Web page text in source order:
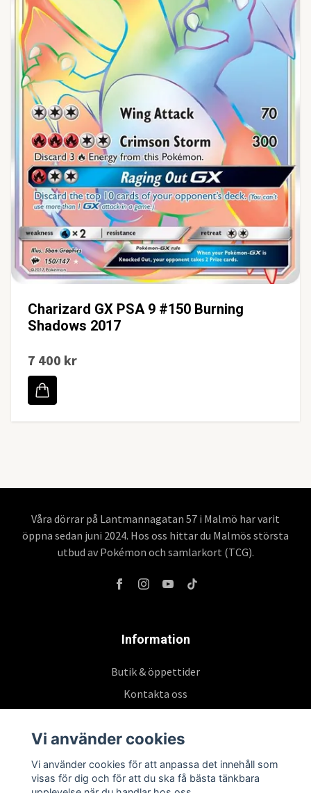
Charizard GX PSA 9 #150 Burning
Shadows 2017
7 400 kr
Våra dörrar på Lantmannagatan 57 i Malmö har varit
öppna sedan juni 2024. Hos oss hittar du Malmös största
utbud av Pokémon och samlarkort (TCG).
Information
Butik & öppettider
Kontakta oss
Prenumerera på vårt nyhetsbrev
Vi använder cookies
Vi använder cookies för att anpassa det innehåll som
visas för dig och för att du ska få bästa tänkbara